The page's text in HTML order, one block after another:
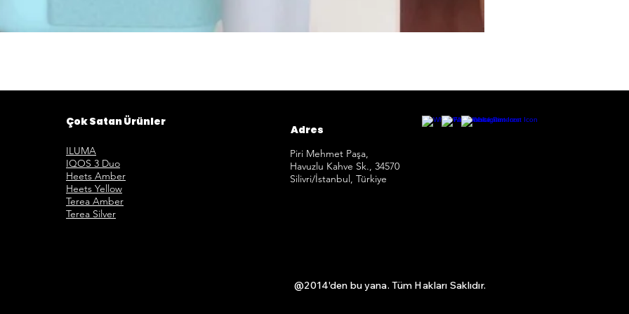
Çok Satan Ürünler
ILUMA
IQOS 3 Duo
Heets Amber
Heets Yellow
Terea Amber
Terea Silver
Adres
Piri Mehmet Paşa,
Havuzlu Kahve Sk., 34570
Silivri/İstanbul, Türkiye
@2014'den bu yana. Tüm Hakları Saklıdır.